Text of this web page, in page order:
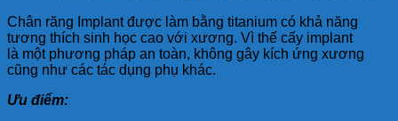
Chân răng Implant được làm bằng titanium có khả năng
tương thích sinh học cao với xương. Vì thế cấy implant
là một phương pháp an toàn, không gây kích ứng xương
cũng như các tác dụng phụ khác.
Ưu điểm: